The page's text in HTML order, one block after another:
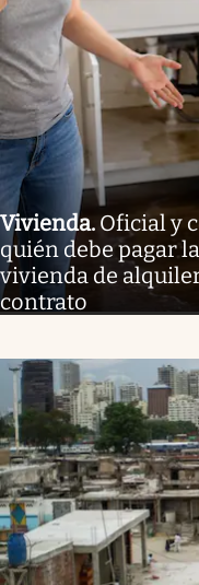
Vivienda. Oficial y
quién debe pagar
vivienda de
contrato